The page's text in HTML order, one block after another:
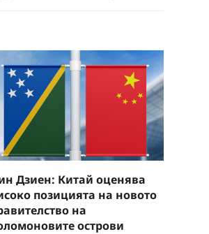
Дзиен: Китай оценява
позицията на новото
на
острови